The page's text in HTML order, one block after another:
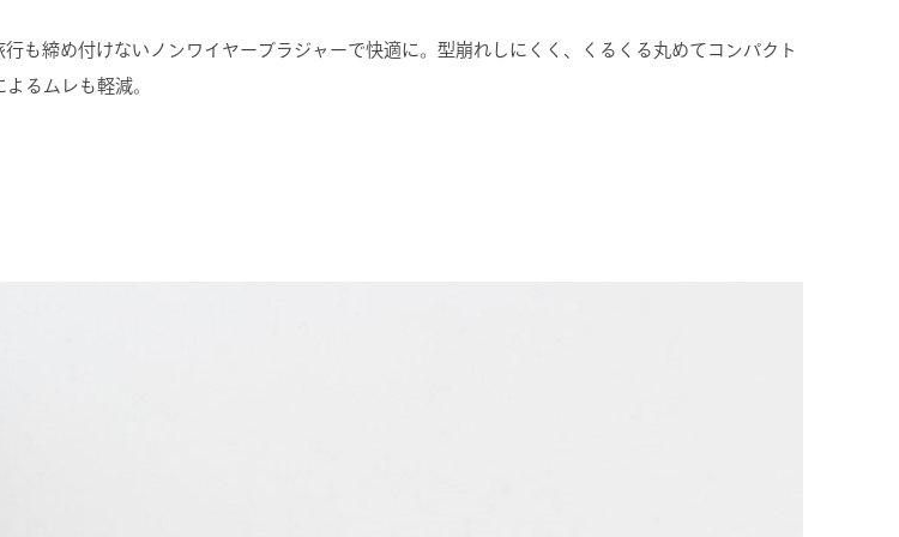
も締め付けないノンワイヤーブラジャーで快適に。型崩れしにくく、くるくる丸めてコンパクト
るムレも軽減。